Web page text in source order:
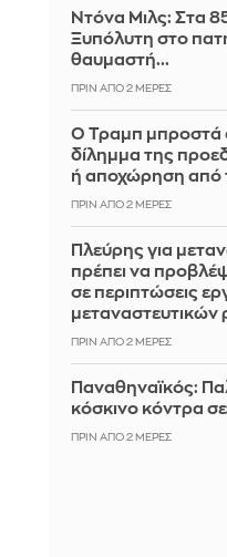
Ντόνα Μιλς: Στα
Ξυπόλυτη στο
θαυμαστή...
ΠΡΙΝ ΑΠΌ 2 ΜΈΡΕΣ
Ο Τραμπ μπροστά
δίλημμα της
ή αποχώρηση από
ΠΡΙΝ ΑΠΌ 2 ΜΈΡΕΣ
Πλεύρης για
πρέπει να
σε περιπτώσεις
μεταναστευτικών
ΠΡΙΝ ΑΠΌ 2 ΜΈΡΕΣ
Παναθηναϊκός:
κόσκινο κόντρα
ΠΡΙΝ ΑΠΌ 2 ΜΈΡΕΣ